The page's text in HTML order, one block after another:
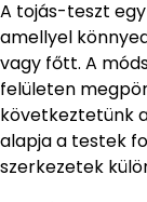
A tojás-teszt
amellyel
vagy főtt. A
felületen
következtetünk
alapja a testek
szerkezetek